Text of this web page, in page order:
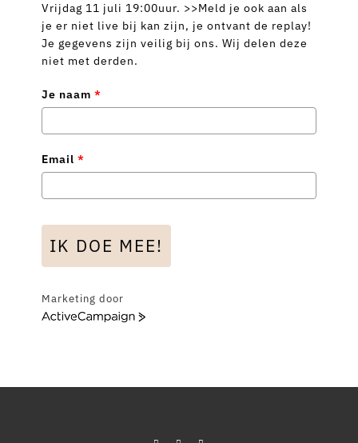
Vrijdag 11 juli 19:00uur. >>Meld je ook aan als
je er niet live bij kan zijn, je ontvant de replay!
Je gegevens zijn veilig bij ons. Wij delen deze
niet met derden.
Je naam *
Email *
IK DOE MEE!
Marketing door
A